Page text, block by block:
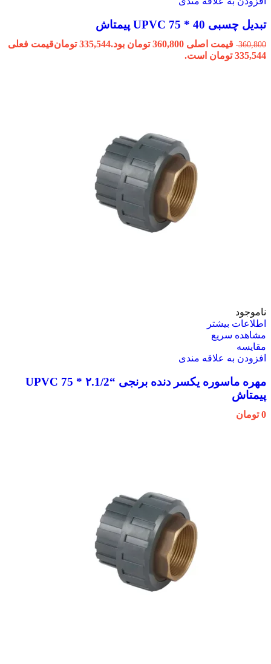
تبدیل چسبی 40 * 75 UPVC پیمتاش
360,800 قیمت اصلی 360,800 تومان بود. 335,544 تومانقیمت فعلی
335,544 تومان است.
ناموجود
اطلاعات بیشتر
مشاهده سریع
مقایسه
افزودن به علاقه مندی
مهره ماسوره یکسر دنده برنجی “۲.1/2 * 75 UPVC
پیمتاش
0 تومان